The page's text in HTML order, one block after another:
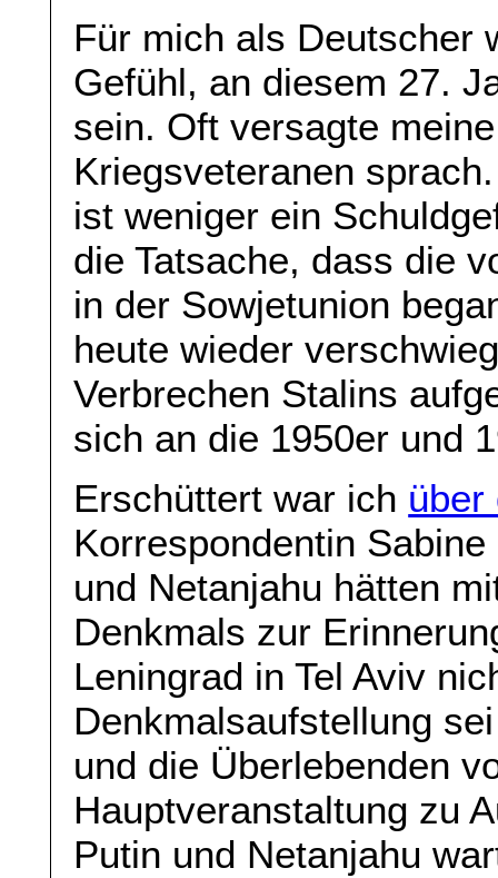
Für mich als Deutscher
Gefühl, an diesem 27.
sein. Oft versagte
Kriegsveteranen
ist weniger ein
die Tatsache, dass die
in der Sowjetunion
heute wieder
Verbrechen Stalins
sich an die 1950er und
Erschüttert war ich über
Korrespondentin
und Netanjahu hätten
Denkmals zur
Leningrad in Tel Aviv
Denkmalsaufstellung
und die Überlebenden
Hauptveranstaltung zu
Putin und Netanjahu